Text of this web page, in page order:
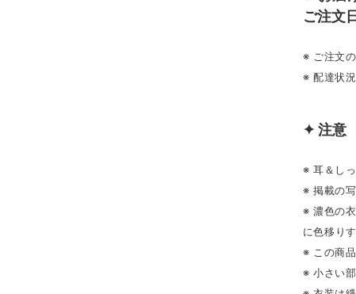
ご注文
※ ご注文
※ 配達状
✦ 注意
※ 耳＆し
※ 掲載の
※ 濃色の
に色移り
※ この商
※ 小さい